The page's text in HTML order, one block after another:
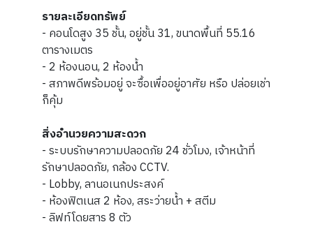
รายละเอียดทรัพย์
- คอนโดสูง 35 ชั้น, อยู่ชั้น 31, ขนาดพื้นที่ 55.16
ตารางเมตร
- 2 ห้องนอน, 2 ห้องน้ำ
- สภาพดีพร้อมอยู่ จะซื้อเพื่ออยู่อาศัย หรือ ปล่อยเช่า
ก็คุ้ม
สิ่งอำนวยความสะดวก
- ระบบรักษาความปลอดภัย 24 ชั่วโมง, เจ้าหน้าที่
รักษาปลอดภัย, กล้อง CCTV.
- Lobby, ลานอเนกประสงค์
- ห้องฟิตเนส 2 ห้อง, สระว่ายน้ำ + สตีม
- ลิฟท์โดยสาร 8 ตัว